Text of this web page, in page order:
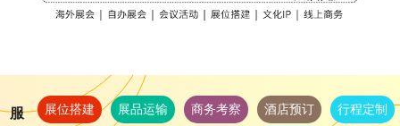
服
展位搭建 展品运输 商务考察 酒店预订 行程定制